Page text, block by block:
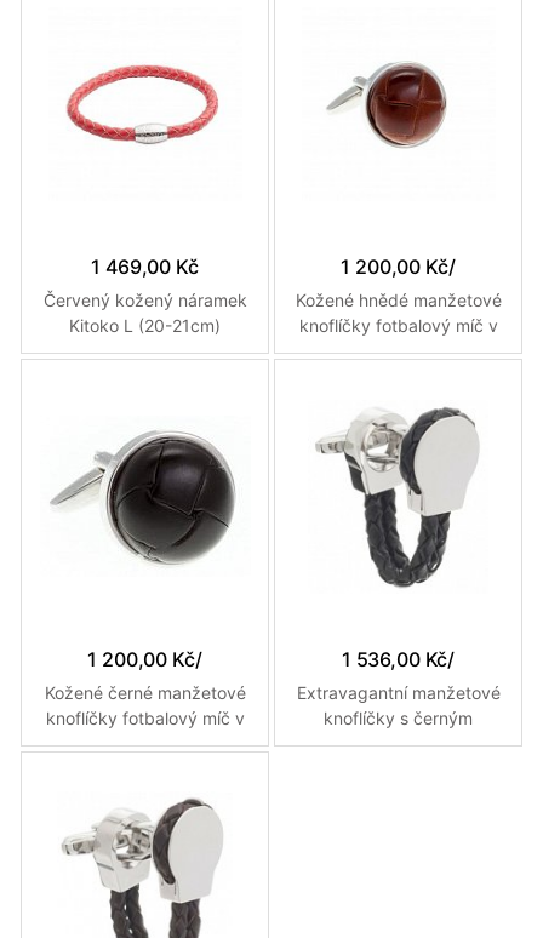
1 469,00 Kč
Červený kožený náramek
Kitoko L (20-21cm)
1 200,00 Kč/
Kožené hnědé manžetové
knoflíčky fotbalový míč v
retro stylu
1 200,00 Kč/
Kožené černé manžetové
knoflíčky fotbalový míč v
retro stylu
1 536,00 Kč/
Extravagantní manžetové
knoflíčky s černým
koženým páskem